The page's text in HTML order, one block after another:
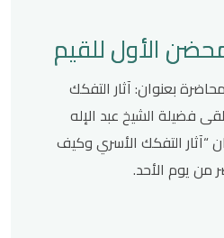
الأول للقيم
بعنوان: آثار التفكك
فضيلة الشيخ عبد الإله
“آثار التفكك الأسري وكيف
من يوم الأحد.